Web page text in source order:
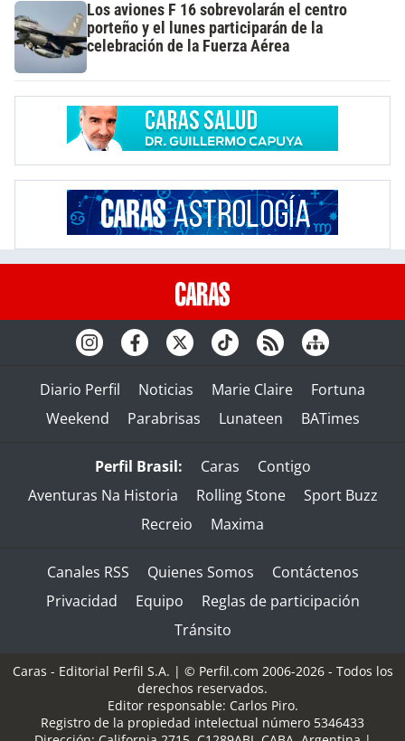
Los aviones F 16 sobrevolarán el centro
porteño y el lunes participarán de la
celebración de la Fuerza Aérea
Diario Perfil Noticias Marie Claire
Fortuna
Weekend
Parabrisas Lunateen BATimes
Perfil Brasil: Caras
Contigo
Aventuras Na Historia
Rolling Stone
Sport Buzz
Recreio
Maxima
Canales RSS Quienes Somos
Contáctenos
Privacidad
Equipo
Reglas de participación
Tránsito
Caras - Editorial Perfil S.A. | © Perfil.com 2006-2026 - Todos los
derechos reservados.
Editor responsable: Carlos Piro.
Registro de la propiedad intelectual número 5346433